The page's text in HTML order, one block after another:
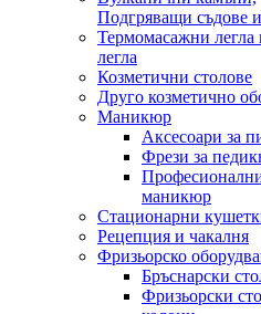
Подгряващи съдове
Термомасажни легла
легла
Козметични столове
Друго козметично
Маникюр
Аксесоари за
Фрези за
маникюр
Стационарни
Рецепция и чакалня
Фризьорско
Бръснарски
Фризьорски